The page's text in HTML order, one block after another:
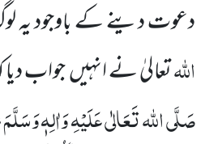
دعوت دینے کے باوجود یہ
اللہتعالیٰ نے انہیں جواب
صَلَّی اللہ تَعَالٰی عَلَیْہِ وَاٰلِہٖ وَسَلَّمَ